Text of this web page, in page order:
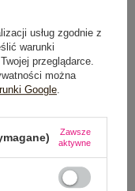
usług zgodnie z
warunki
przeglądarce.
można
Google
Zawsze
aktywne